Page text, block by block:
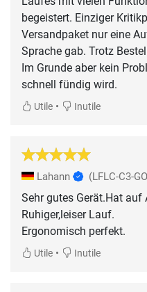
begeistert. Einziger
Versandpaket nur eine
Sprache gab. Trotz
Im Grunde aber kein
schnell fündig wird.
Utile • Inutile
Lahann (LFLC-C3-
Sehr gutes Gerät.Hat auf
Ruhiger,leiser Lauf.
Ergonomisch perfekt.
Utile • Inutile